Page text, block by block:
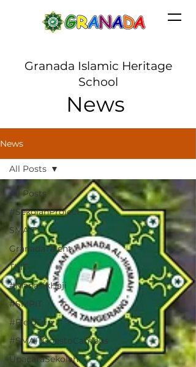
Granada Islamic Heritage
School
News
News
All Posts
#SekolahProject
SMAIT
GranadaTalent
TKIT
#ManasikHaji
#SMPIT
#FieldTrip
#SMAITGoestoCampus
UpacaraSekolah
All Posts